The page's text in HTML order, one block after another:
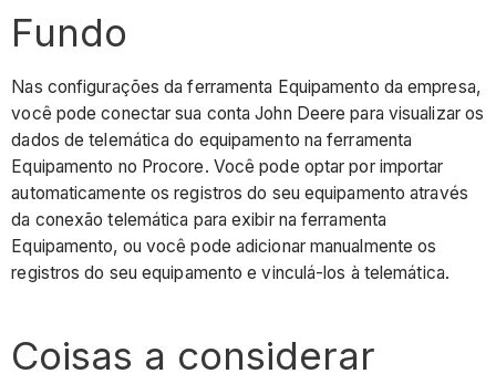
Fundo
Nas configurações da ferramenta Equipamento da empresa,
você pode conectar sua conta John Deere para visualizar os
dados de telemática do equipamento na ferramenta
Equipamento no Procore. Você pode optar por importar
automaticamente os registros do seu equipamento através
da conexão telemática para exibir na ferramenta
Equipamento, ou você pode adicionar manualmente os
registros do seu equipamento e vinculá-los à telemática.
Coisas a considerar